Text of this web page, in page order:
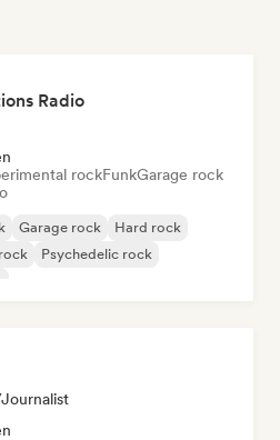
Radio
rockFunkGarage rock
Garage rock
Hard rock
Psychedelic rock